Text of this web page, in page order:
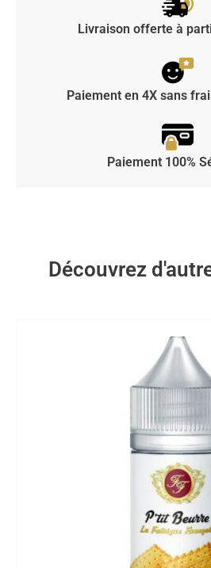
Livraison offerte à
Paiement en 4X sans
Paiement 100%
Découvrez